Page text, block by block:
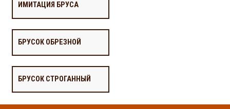
ИМИТАЦИЯ БРУСА
БРУСОК ОБРЕЗНОЙ
БРУСОК СТРОГАННЫЙ